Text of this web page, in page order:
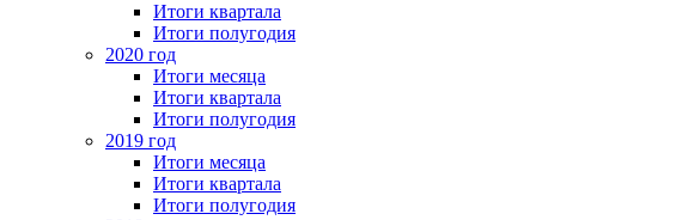
Итоги квартала
Итоги полугодия
2020 год
Итоги месяца
Итоги квартала
Итоги полугодия
2019 год
Итоги месяца
Итоги квартала
Итоги полугодия